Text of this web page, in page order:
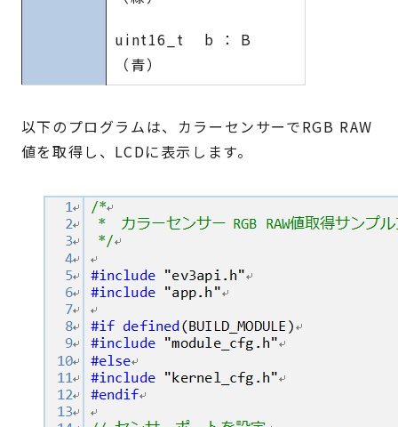
uint16_t b ： B
（青）
以下のプログラムは、カラーセンサーでRGB RAW
値を取得し、LCDに表示します。